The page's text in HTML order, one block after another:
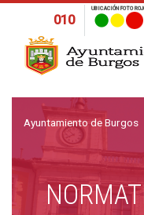
010
UBICACIÓN FOTO
Ayuntamiento de Burgos